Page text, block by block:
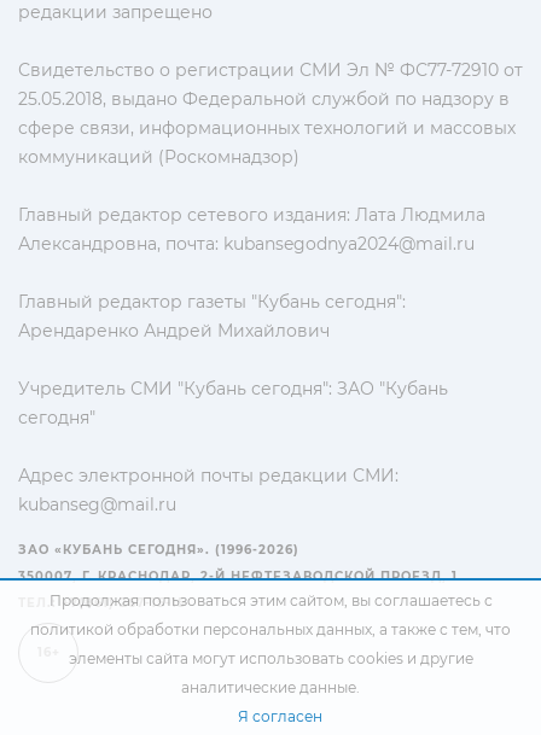
редакции запрещено
Свидетельство о регистрации СМИ Эл № ФС77-72910 от
25.05.2018, выдано Федеральной службой по надзору в
сфере связи, информационных технологий и массовых
коммуникаций (Роскомнадзор)
Главный редактор сетевого издания: Лата Людмила
Александровна, почта: kubansegodnya2024@mail.ru
Главный редактор газеты "Кубань сегодня":
Арендаренко Андрей Михайлович
Учредитель СМИ "Кубань сегодня": ЗАО "Кубань
сегодня"
Адрес электронной почты редакции СМИ:
kubanseg@mail.ru
ЗАО «КУБАНЬ СЕГОДНЯ». (1996-2026)
350007, Г. КРАСНОДАР, 2-Й НЕФТЕЗАВОДСКОЙ ПРОЕЗД, 1
ТЕЛ.: +7(861) 267-15-15
Продолжая пользоваться этим сайтом, вы соглашаетесь с
политикой обработки персональных данных, а также с тем, что
элементы сайта могут использовать cookies и другие
аналитические данные.
Я согласен